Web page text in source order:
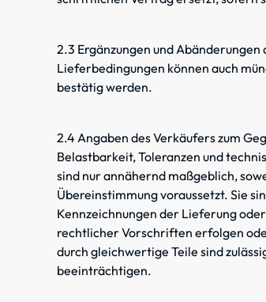
2.3 Ergänzungen und
Lieferbedingungen können auch
bestätig werden.
2.4 Angaben des Verkäufers zum
Belastbarkeit, Toleranzen und
sind nur annähernd maßgeblich,
Übereinstimmung voraussetzt. Sie
Kennzeichnungen der Lieferung
rechtlicher Vorschriften erfolgen
durch gleichwertige Teile sind
beeinträchtigen.